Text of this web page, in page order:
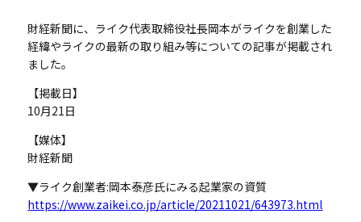
財経新聞に、ライク代表取締役社長岡本がライクを創業した
経緯やライクの最新の取り組み等についての記事が掲載され
ました。
【掲載日】
10月21日
【媒体】
財経新聞
▼ライク創業者:岡本泰彦氏にみる起業家の資質
https://www.zaikei.co.jp/article/20211021/643973.html